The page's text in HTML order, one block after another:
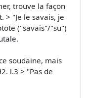
trouve la façon
> "Je le savais, je
("savais"/"su")
soudaine, mais
l.3 > "Pas de